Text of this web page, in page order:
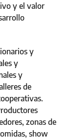
y el valor
y
y
y
de
zonas de
show